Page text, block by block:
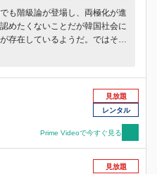
も階級論が登場し、両極化が進
めたくないことだが韓国社会に
存在しているようだ。ではその
ているのか。財力や権力を持っ
真の上流層である条件なのか？
長環境、財力、学力、趣向、価
くない、否、全てが両極端な男
美術館を通じて出会い、経験した
人生を理解して、変化し成長す
いる。
見放題
レンタル
Prime Videoで今すぐ見る
見放題